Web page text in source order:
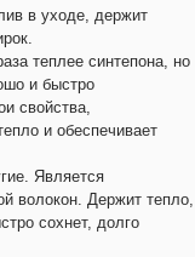
в уходе, держит
теплее синтепона, но
и быстро
свойства,
и обеспечивает
Является
волокон. Держит тепло,
сохнет, долго